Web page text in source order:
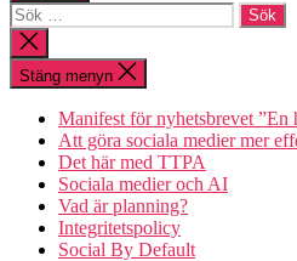
Sök
efter:
Stäng
sökningen
Stäng menyn
Manifest för nyhetsbrevet ”En
Att göra sociala medier mer
Det här med TTPA
Sociala medier och AI
Vad är planning?
Integritetspolicy
Social By Default